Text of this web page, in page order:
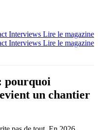
Interviews Lire le magazine
Interviews Lire le magazine
pourquoi
un chantier